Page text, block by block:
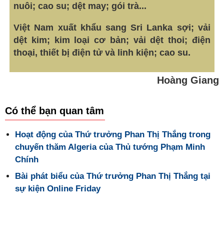
nuôi; cao su; dệt may; gói trà...
Việt Nam xuất khẩu sang Sri Lanka sợi; vải
dệt kim; kim loại cơ bản; vải dệt thoi; điện
thoại, thiết bị điện tử và linh kiện; cao su.
Hoàng Giang
Có thể bạn quan tâm
Hoạt động của Thứ trưởng Phan Thị Thắng trong
chuyến thăm Algeria của Thủ tướng Phạm Minh
Chính
Bài phát biểu của Thứ trưởng Phan Thị Thắng tại
sự kiện Online Friday